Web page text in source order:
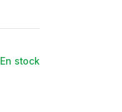
En stock